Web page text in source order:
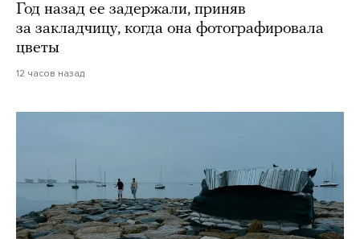
Год назад ее задержали, приняв
за закладчицу, когда она фотографировала
цветы
12 часов назад